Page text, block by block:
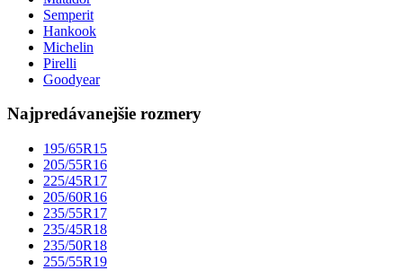
Semperit
Hankook
Michelin
Pirelli
Goodyear
Najpredávanejšie rozmery
195/65R15
205/55R16
225/45R17
205/60R16
235/55R17
235/45R18
235/50R18
255/55R19